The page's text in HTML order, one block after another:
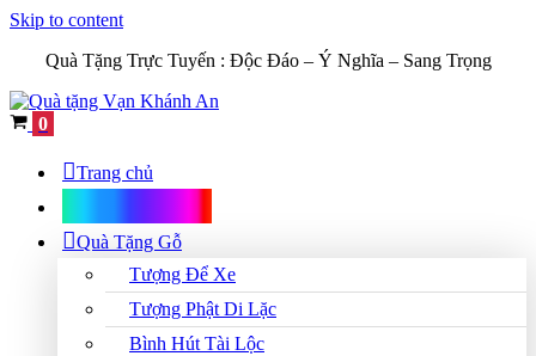
Skip to content
Quà Tặng Trực Tuyến : Độc Đáo – Ý Nghĩa – Sang Trọng
Cart
0
Trang chủ
Quà Tặng Gỗ
Tượng Để Xe
Tượng Phật Di Lặc
Bình Hút Tài Lộc